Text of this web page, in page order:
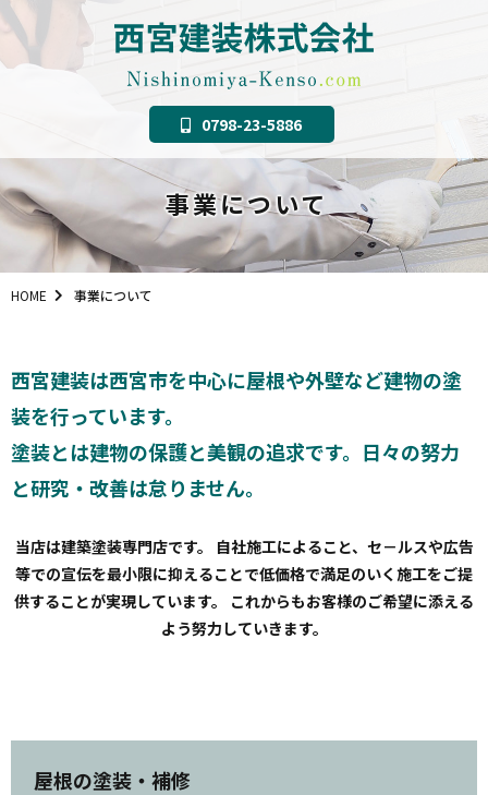
0798-23-5886
事業について
HOME 事業について
西宮建装は西宮市を中心に屋根や外壁など建物の塗
装を行っています。
塗装とは建物の保護と美観の追求です。日々の努力
と研究・改善は怠りません。
当店は建築塗装専門店です。 自社施工によること、セ－ルスや広告
等での宣伝を最小限に抑えることで低価格で満足のいく施工をご提
供することが実現しています。 これからもお客様のご希望に添える
よう努力していきます。
屋根の塗装・補修